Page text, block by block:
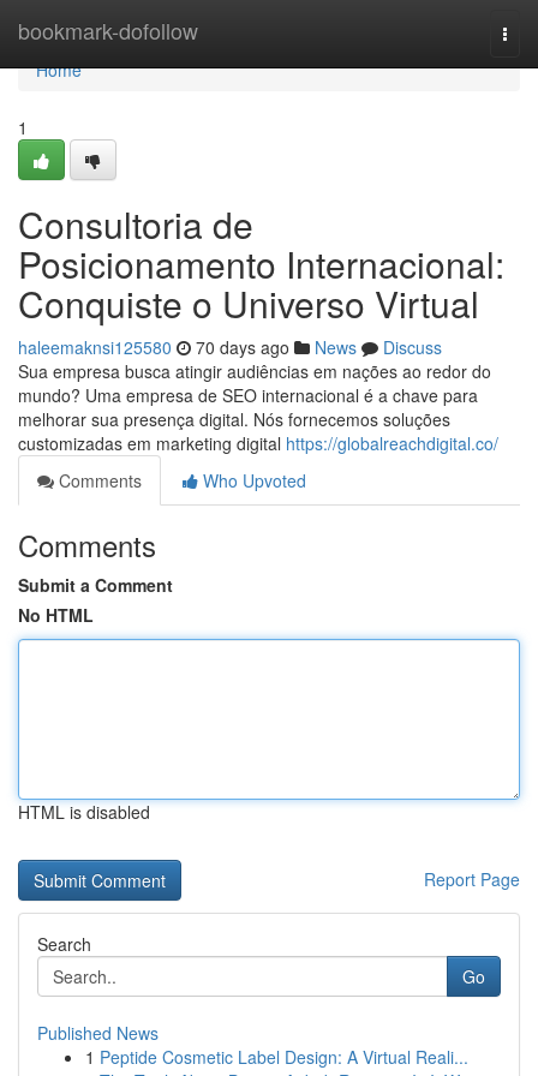
bookmark-dofollow
Home
Home
1
Consultoria de
Posicionamento Internacional:
Conquiste o Universo Virtual
haleemaknsi125580 70 days ago News
Discuss
Sua empresa busca atingir audiências em nações ao redor do
mundo? Uma empresa de SEO internacional é a chave para
melhorar sua presença digital. Nós fornecemos soluções
customizadas em marketing digital https://globalreachdigital.co/
Comments
Who Upvoted
Comments
Submit a Comment
No HTML
HTML is disabled
Report Page
Search
Go
Published News
1 Peptide Cosmetic Label Design: A Virtual Reali...